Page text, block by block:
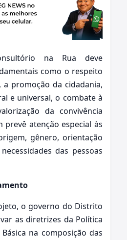
na Rua deve
como o respeito
promoção da cidadania,
e universal, o combate à
da convivência
prevê atenção especial às
gênero, orientação
das pessoas
o governo do Distrito
as diretrizes da Política
na composição das